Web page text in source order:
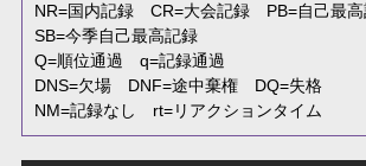
NR=国内記録 CR=大会記録 PB=自己最
SB=今季自己最高記録
Q=順位通過 q=記録通過
DNS=欠場 DNF=途中棄権 DQ=失格
NM=記録なし rt=リアクションタイム